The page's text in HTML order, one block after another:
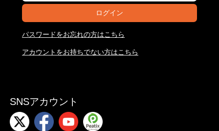
ログイン
パスワードをお忘れの方はこちら
アカウントをお持ちでない方はこちら
SNSアカウント